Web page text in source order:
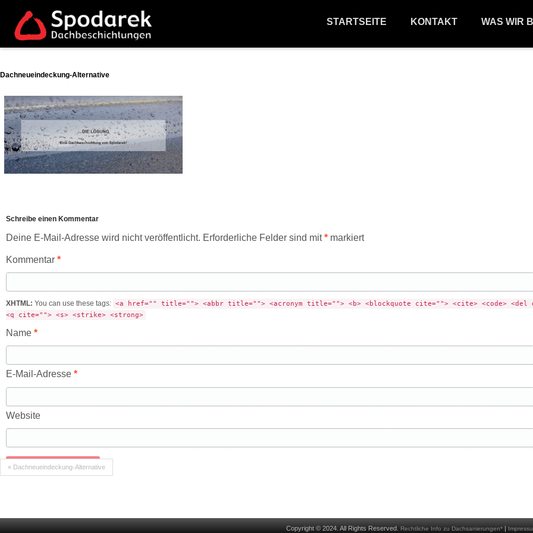
STARTSEITE KONTAKT WAS WIR
Dachneueindeckung-Alternative
Schreibe einen Kommentar
Deine E-Mail-Adresse wird nicht veröffentlicht. Erforderliche Felder sind mit* markiert
Kommentar *
XHTML: You can use these tags: <a href="" title=""> <abbr title=""> <acronym title=""> <b> <blockquote cite=""> <cite> <code> <del
<q cite=""> <s> <strike> <strong>
Name *
E-Mail-Adresse *
Website
« Dachneueindeckung-Alternative
Copyright © 2024. All Rights Reserved. Rechtliche Info zu Dachsanierungen* |